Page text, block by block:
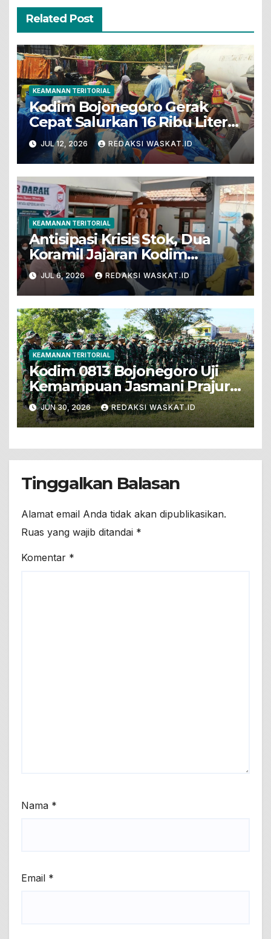
Related Post
KEAMANAN TERITORIAL
Kodim Bojonegoro Gerak
Cepat Salurkan 16 Ribu Liter
Air Bersih Untuk Warga
Terdampak Kekeringan
JUL 12, 2026 REDAKSI WASKAT.ID
KEAMANAN TERITORIAL
Antisipasi Krisis Stok, Dua
Koramil Jajaran Kodim
Bojonegoro Gelar Bakti Sosial
Donor Darah
JUL 6, 2026 REDAKSI WASKAT.ID
KEAMANAN TERITORIAL
Kodim 0813 Bojonegoro Uji
Kemampuan Jasmani Prajurit
Dengan PSJM Sistem Blok
JUN 30, 2026 REDAKSI WASKAT.ID
Tinggalkan Balasan
Alamat email Anda tidak akan dipublikasikan.
Ruas yang wajib ditandai *
Komentar *
Nama *
Email *